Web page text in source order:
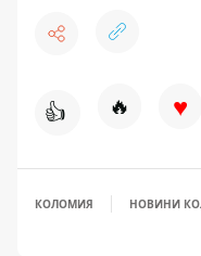
👍 🔥 ♥
КОЛОМИЯ НОВИНИ